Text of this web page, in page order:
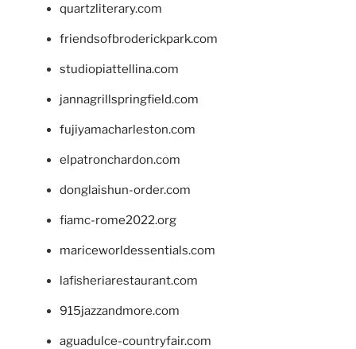
quartzliterary.com
friendsofbroderickpark.com
studiopiattellina.com
jannagrillspringfield.com
fujiyamacharleston.com
elpatronchardon.com
donglaishun-order.com
fiamc-rome2022.org
mariceworldessentials.com
lafisheriarestaurant.com
915jazzandmore.com
aguadulce-countryfair.com